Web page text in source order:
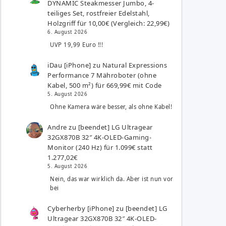
DYNAMIC Steakmesser Jumbo, 4-
teiliges Set, rostfreier Edelstahl,
Holzgriff für 10,00€ (Vergleich: 22,99€)
6. August 2026
UVP 19,99 Euro !!!
iDau [iPhone] zu Natural Expressions
Performance 7 Mähroboter (ohne
Kabel, 500 m²) für 669,99€ mit Code
5. August 2026
Ohne Kamera wäre besser, als ohne Kabel!
Andre zu [beendet] LG Ultragear
32GX870B 32″ 4K-OLED-Gaming-
Monitor (240 Hz) für 1.099€ statt
1.277,02€
5. August 2026
Nein, das war wirklich da. Aber ist nun vor
bei
Cyberherby [iPhone] zu [beendet] LG
Ultragear 32GX870B 32″ 4K-OLED-